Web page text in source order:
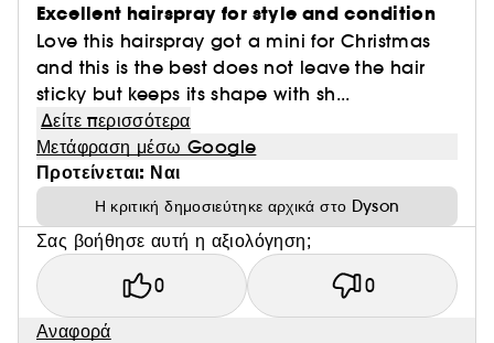
Excellent hairspray for style and condition
Love this hairspray got a mini for Christmas
and this is the best does not leave the hair
sticky but keeps its shape with sh...
Δείτε περισσότερα
Μετάφραση μέσω Google
Προτείνεται: Ναι
Η κριτική δημοσιεύτηκε αρχικά στο Dyson
Σας βοήθησε αυτή η αξιολόγηση;
0 0
Αναφορά